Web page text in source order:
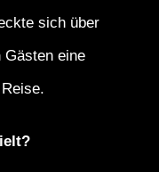
sich über
Gästen eine